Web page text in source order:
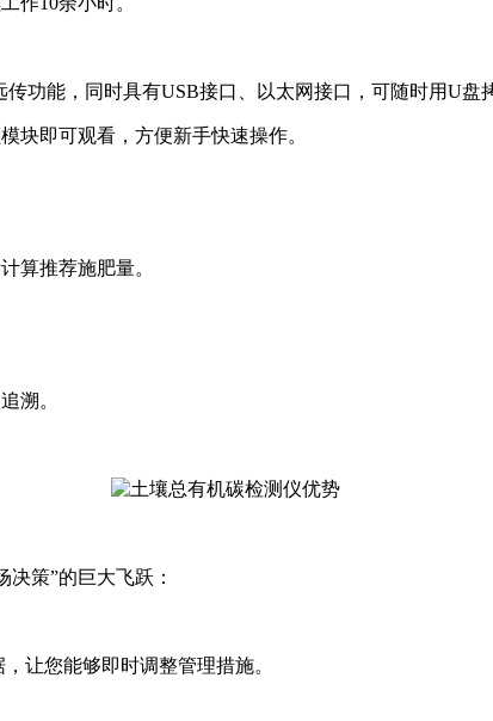
功能，同时具有USB接口、以太网接口，可随时用U盘
块即可观看，方便新手快速操作。
算推荐施肥量。
溯。
策”的巨大飞跃：
让您能够即时调整管理措施。